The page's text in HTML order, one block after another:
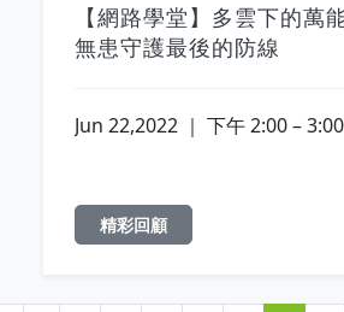
【網路學堂】多雲下的萬
無患守護最後的防線
Jun 22,2022 ｜ 下午 2:00 –
精彩回顧